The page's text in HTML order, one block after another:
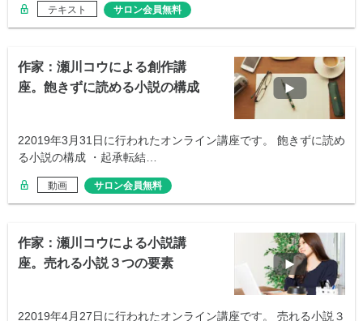
テキスト サロン会員無料
作家：瀬川コウによる創作講
座。飽きずに読める小説の構成
22019年3月31日に行われたオンライン講座です。 飽きずに読め
る小説の構成 ・起承転結…
動画 サロン会員無料
作家：瀬川コウによる小説講
座。売れる小説３つの要素
22019年4月27日に行われたオンライン講座です。 売れる小説３